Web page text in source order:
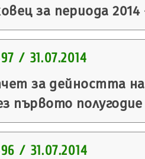
за периода 2014
/ 31.07.2014
за дейността
първото полугодие
/ 31.07.2014